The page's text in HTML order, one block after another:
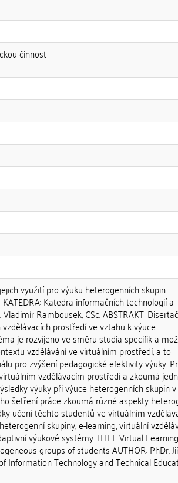
činnost
využití pro výuku heterogenních skupin
Katedra informačních technologií a
Rambousek, CSc. ABSTRAKT:
prostředí ve vztahu k výuce
je rozvíjeno ve směru studia specifik a
vzdělávání ve virtuálním prostředí, a to
pro zvýšení pedagogické efektivity výuky.
vzdělávacím prostředí a zkoumá
výuky při výuce heterogenních skupin v
šetření práce zkoumá různé aspekty
učení těchto studentů ve virtuálním
skupiny, e-learning, virtuální
výukové systémy TITLE Virtual Learning
groups of students AUTHOR: PhDr.
Information Technology and Technical